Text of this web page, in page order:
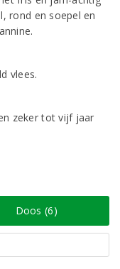
rond en soepel en
vlees.
zeker tot vijf jaar
Doos (6)